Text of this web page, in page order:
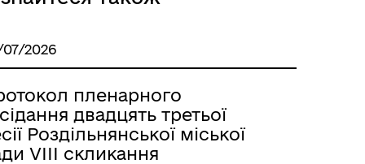
2026
пленарного
двадцять третьої
Роздільнянської міської
VІІІ скликання